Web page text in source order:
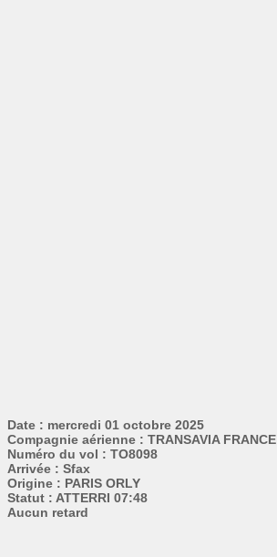
Date : mercredi 01 octobre 2025
Compagnie aérienne : TRANSAVIA FRANCE
Numéro du vol : TO8098
Arrivée : Sfax
Origine : PARIS ORLY
Statut : ATTERRI 07:48
Aucun retard